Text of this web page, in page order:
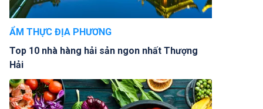
ẨM THỰC ĐỊA PHƯƠNG
Top 10 nhà hàng hải sản ngon nhất Thượng
Hải